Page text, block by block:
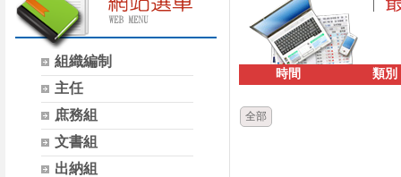
組織編制
主任
庶務組
文書組
出納組
時間 類別
全部